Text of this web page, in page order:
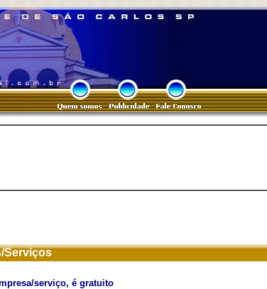
Serviços
serviço, é gratuito